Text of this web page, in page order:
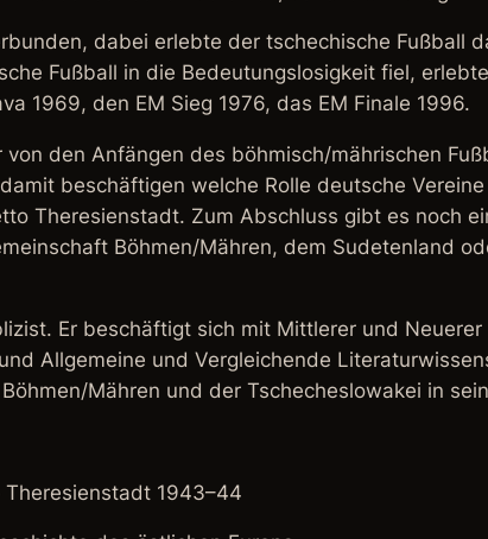
dabei erlebte der tschechische Fußball
Fußball in die Bedeutungslosigkeit fiel,
1969, den EM Sieg 1976, das EM Finale 1996.
den Anfängen des böhmisch/mährischen
beschäftigen welche Rolle deutsche
Theresienstadt. Zum Abschluss gibt es noch
Böhmen/Mähren, dem Sudetenland
Er beschäftigt sich mit Mittlerer und
Allgemeine und Vergleichende
Mähren und der Tschecheslowakei in
Theresienstadt 1943–44